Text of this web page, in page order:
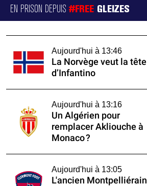
EN PRISON DEPUIS#FREE GLEIZES
Aujourd'hui à 13:46
La Norvège veut la tête
d’Infantino
Aujourd'hui à 13:16
Un Algérien pour
remplacer Akliouche à
Monaco ?
Aujourd'hui à 13:05
L'ancien Montpelliérain